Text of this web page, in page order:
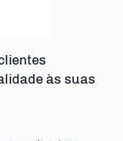
às suas